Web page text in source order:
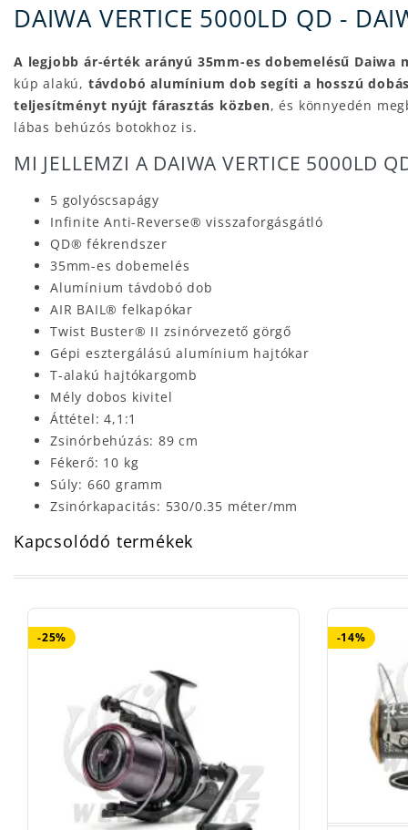
DAIWA VERTICE 5000LD QD -
A legjobb ár-érték arányú 35mm-es dobemelésű
kúp alakú, távdobó alumínium dob segíti a hosszú
teljesítményt nyújt fárasztás közben, és könnyedén
lábas behúzós botokhoz is.
MI JELLEMZI A DAIWA VERTICE 5000LD
5 golyóscsapágy
Infinite Anti-Reverse® visszaforgásgátló
QD® fékrendszer
35mm-es dobemelés
Alumínium távdobó dob
AIR BAIL® felkapókar
Twist Buster® II zsinórvezető görgő
Gépi esztergálású alumínium hajtókar
T-alakú hajtókargomb
Mély dobos kivitel
Áttétel: 4,1:1
Zsinórbehúzás: 89 cm
Fékerő: 10 kg
Súly: 660 gramm
Zsinórkapacitás: 530/0.35 méter/mm
Kapcsolódó termékek
-25% -14%